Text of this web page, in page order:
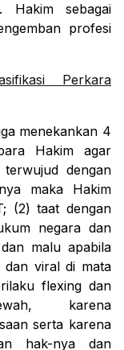
Hakim sebagai
profesi
Perkara
menekankan 4
Hakim agar
dengan
maka Hakim
(2) taat dengan
negara dan
malu apabila
dan viral di mata
flexing dan
karena
serta karena
hak-nya dan